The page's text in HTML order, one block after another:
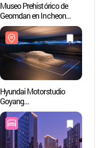
Museo Prehistórico de
Geomdan en Incheon
(인천 검단선사박물관)
Hyundai Motorstudio
Goyang
(현대모터스튜디오 고양)